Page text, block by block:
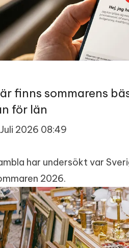
finns sommarens
för län
2026 08:49
har undersökt var
2026.